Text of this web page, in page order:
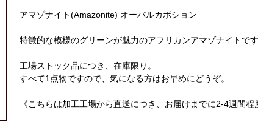
アマゾナイト(Amazonite) オーバルカボション
特徴的な模様のグリーンが魅力のアフリカンアマゾナイトです
工場ストック品につき、在庫限り。
すべて1点物ですので、気になる方はお早めにどうぞ。
《こちらは加工工場から直送につき、お届けまでに2-4週間程